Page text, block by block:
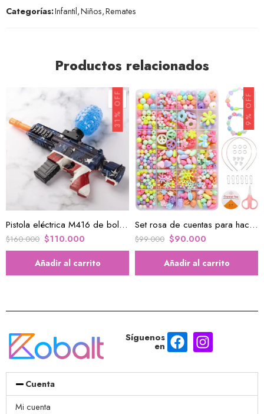
Categorías:Infantil,Niños,Remates
Productos relacionados
31% OFF
Pistola eléctrica M416 de bolas de gel
$160.000 $110.000
Añadir al carrito
9% OFF
Set rosa de cuentas para hacer pulseras y diademas para niñas
$99.000 $90.000
Añadir al carrito
Síguenos
en
Cuenta
Mi cuenta